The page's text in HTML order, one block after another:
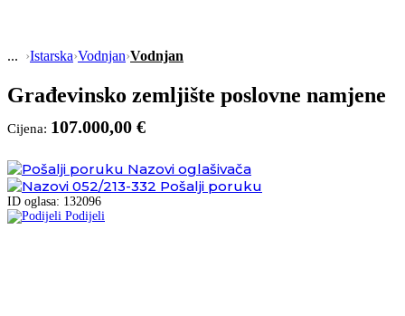
›Istarska›Vodnjan›Vodnjan
Građevinsko zemljište poslovne namjene
Cijena: 107.000,00 €
Nazovi oglašivača
052/213-332 Pošalji poruku
ID oglasa: 132096
Podijeli